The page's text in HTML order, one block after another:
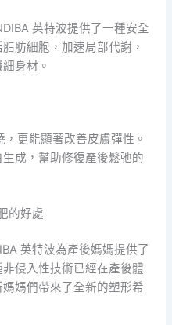
英特波提供了一種安全
肪細胞，加速局部代謝，
身材。
更能顯著改善皮膚彈性。
成，幫助修復產後鬆弛的
的好處
英特波為產後媽媽提供了
侵入性技術已經在產後體
媽們帶來了全新的塑形希